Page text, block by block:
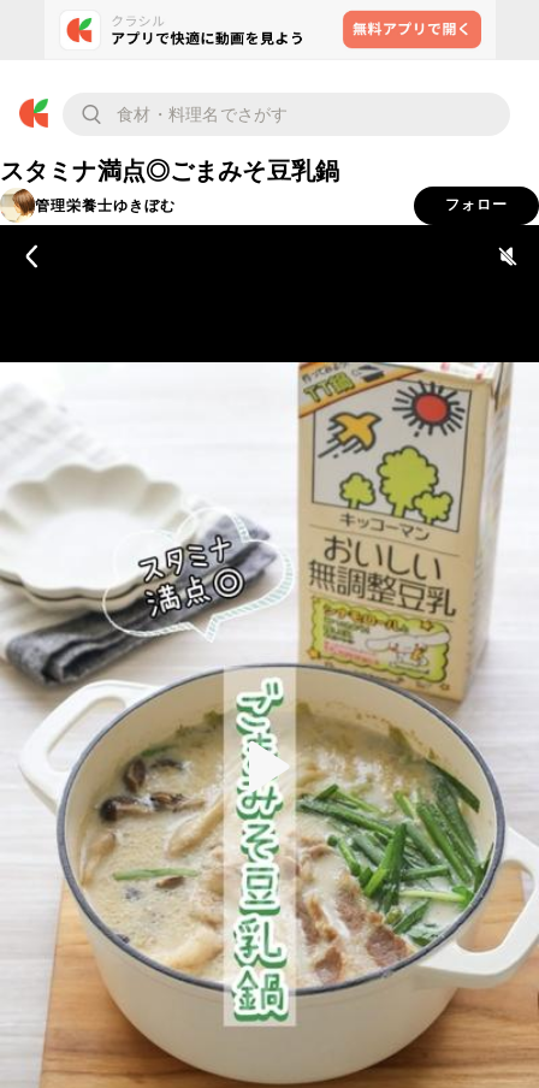
スタミナ満点◎ごまみそ豆乳鍋
管理栄養士ゆきぼむ フォロー